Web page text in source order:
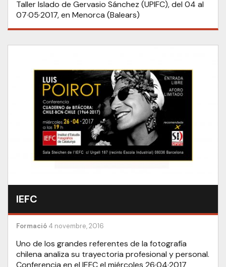
Taller Islado de Gervasio Sánchez (UPIFC), del 04 al
07·05·2017, en Menorca (Balears)
IEFC
Formació 4 novembre, 2016
Uno de los grandes referentes de la fotografía
chilena analiza su trayectoria profesional y personal.
Conferencia en el IEFC el miércoles 26·04·2017